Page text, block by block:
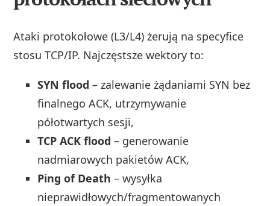
Ataki protokołowe (L3/L4) żerują na specyfice
stosu TCP/IP. Najczęstsze wektory to:
SYN flood – zalewanie żądaniami SYN bez
finalnego ACK, utrzymywanie
półotwartych sesji,
TCP ACK flood – generowanie
nadmiarowych pakietów ACK,
Ping of Death – wysyłka
nieprawidłowych/fragmentowanych